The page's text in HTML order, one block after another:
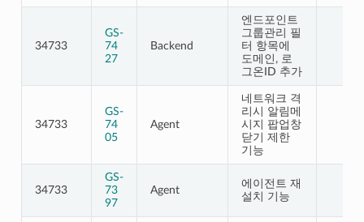
34733
GS-
74
27
Backend
엔드포인트
그룹관리 필
터 항목에
도메인, 로
그온ID 추가
34733
GS-
74
05
Agent
네트워크 격
리시 알림메
시지 팝업창
닫기 제한
기능
34733
GS-
73
97
Agent
에이전트 재
설치 기능